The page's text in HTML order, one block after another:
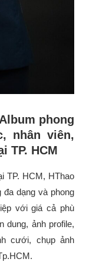
phong
nhân viên,
TP. HCM
TP. HCM, HThao
đa dạng và phong
với giá cả phù
dung, ảnh profile,
cưới, chụp ảnh